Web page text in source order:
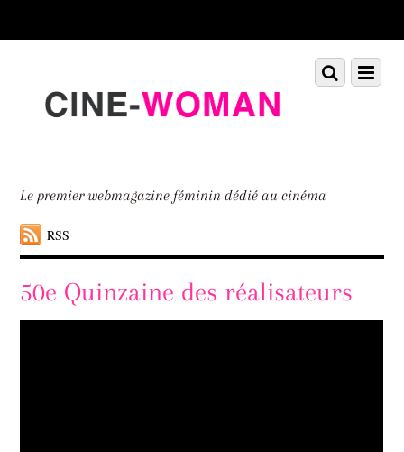
down
Le premier webmagazine féminin dédié au cinéma
RSS
Menu
Scroll
down
50e Quinzaine des réalisateurs